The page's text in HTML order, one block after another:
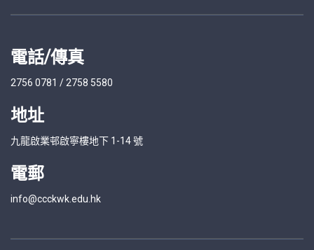
電話/傳真
2756 0781 / 2758 5580
地址
九龍啟業邨啟寧樓地下 1-14 號
電郵
info@ccckwk.edu.hk